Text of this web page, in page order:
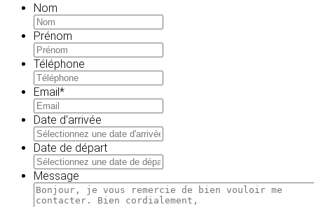
Nom
Prénom
Téléphone
Email*
Date d'arrivée
JJ
slash
AAAA
Date de départ
JJ
slash
Message